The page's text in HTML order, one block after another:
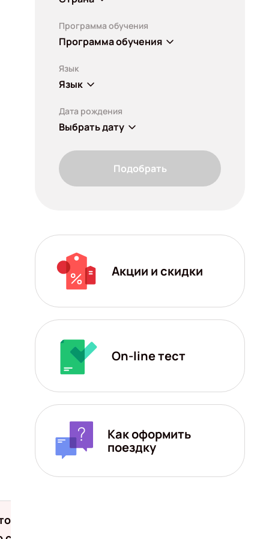
Программа обучения
Программа обучения
Язык
Язык
Дата рождения
Выбрать дату
Подобрать
Акции и скидки
On-line тест
Как оформить
поездку